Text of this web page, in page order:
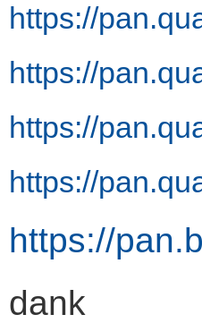
https://
https://
https://
https://
https://
dank